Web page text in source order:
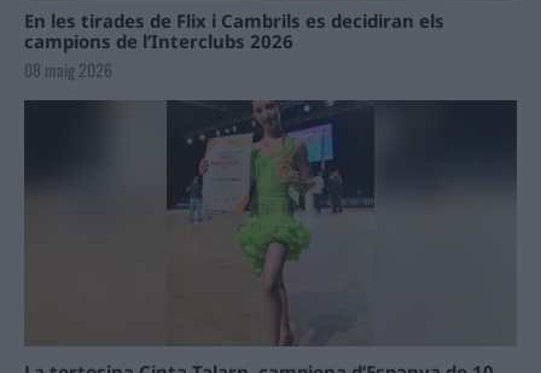
En les tirades de Flix i Cambrils es decidiran els
campions de l’Interclubs 2026
08 maig 2026